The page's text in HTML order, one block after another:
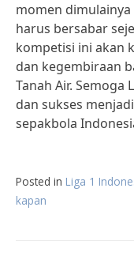
momen
harus bersabar
kompetisi ini akan
dan kegembiraan
Tanah Air. Semoga
dan sukses
sepakbola
Posted in Liga 1
kapan